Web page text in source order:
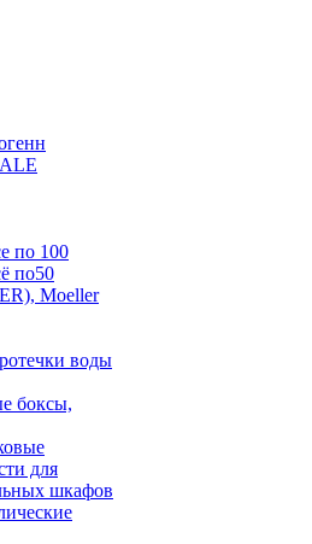
по 100
по50
Moeller
воды
боксы,
для
шкафов